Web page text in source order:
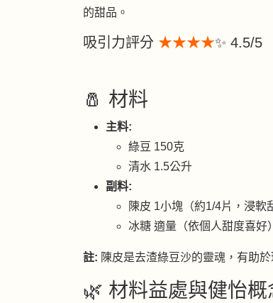
的甜品。
吸引力評分 ★★★★✨ 4.5/5
🧂 材料
主料:
綠豆 150克
清水 1.5公升
副料:
陳皮 1小塊（約1/4片，浸軟
冰糖 適量（依個人甜度喜好）
註: 陳皮是去渣綠豆沙的靈魂，有助
🌿 材料益處與健怡概